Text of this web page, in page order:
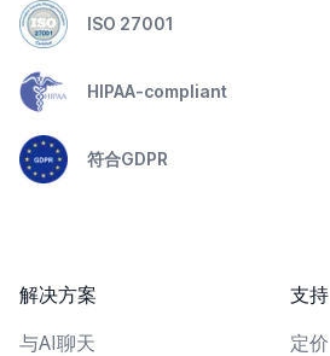
ISO 27001
HIPAA-compliant
符合GDPR
解决方案
与AI聊天
支持
定价